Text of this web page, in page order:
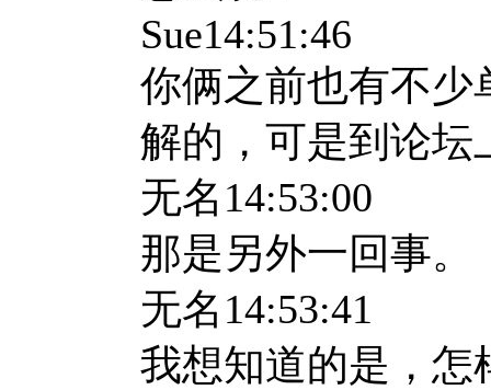
Sue14:51:46
你俩之前也有不少
解的，可是到论坛
无名 14:53:00
那是另外一回事。
无名 14:53:41
我想知道的是，怎